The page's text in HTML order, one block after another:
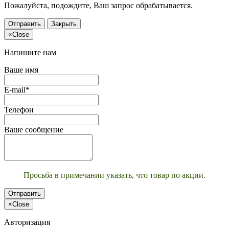
Пожалуйста, подождите, Ваш запрос обрабатывается.
Отправить
Закрыть
×Close
Напишите нам
Ваше имя
E-mail*
Телефон
Ваше сообщение
Просьба в примечании указать, что товар по акции.
Отправить
×Close
Авторизация